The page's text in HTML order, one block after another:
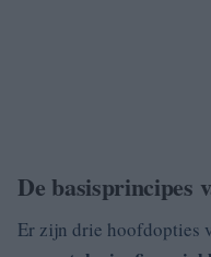
De basisprincipes
Er zijn drie hoofdopties